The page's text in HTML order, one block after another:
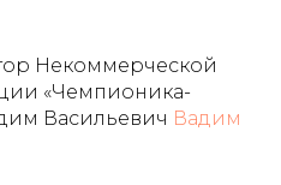
Некоммерческой
«Чемпионика-
Васильевич Вадим